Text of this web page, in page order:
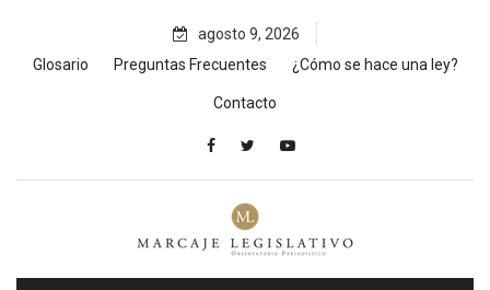
content
agosto 9, 2026
Glosario
Preguntas Frecuentes ¿Cómo se hace una ley?
Contacto